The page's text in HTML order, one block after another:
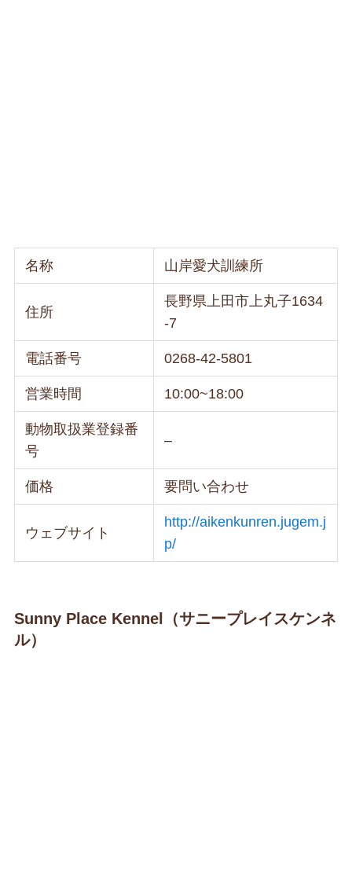
名称 山岸愛犬訓練所
住所
長野県上田市上丸子1634
-7
電話番号 0268-42-5801
営業時間 10:00~18:00
動物取扱業登録番
号
–
価格 要問い合わせ
ウェブサイト
http://aikenkunren.jugem.j
p/
Sunny Place Kennel（サニープレイスケンネ
ル）